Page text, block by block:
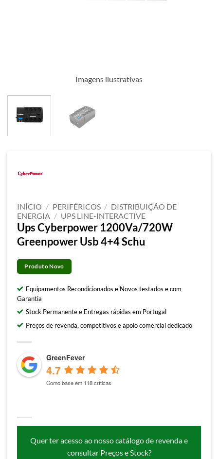
Imagens ilustrativas
INÍCIO / PERIFÉRICOS / DISTRIBUIÇÃO DE
ENERGIA / UPS LINE-INTERACTIVE
Ups Cyberpower 1200Va/720W
Greenpower Usb 4+4 Schu
Produto Novo
Equipamentos Recondicionados e Novos testados e com
Garantia
Stock Permanente e Entregas rápidas em Portugal
Preços de revenda, competitivos e apoio comercial dedicado
GreenFever
4.7
Como base em 118 críticas
Quer ter acesso ao nosso catálogo de revenda e
consultar Preços e Stock?